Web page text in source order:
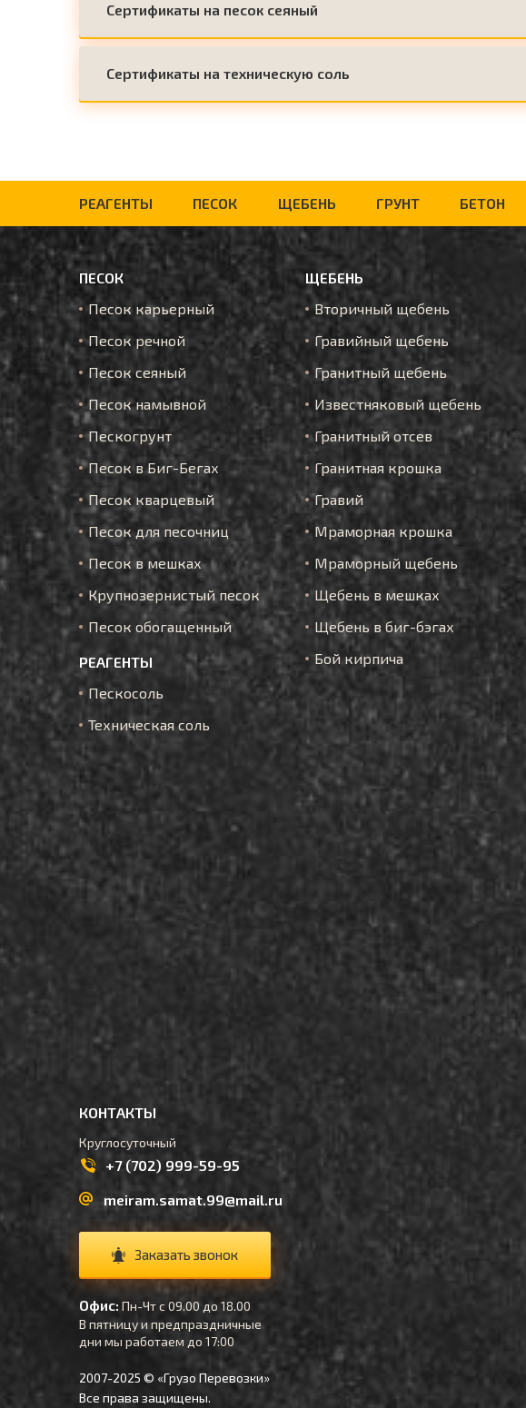
Сертификаты на песок сеяный
Сертификаты на техническую соль
РЕАГЕНТЫ ПЕСОК ЩЕБЕНЬ ГРУНТ БЕТОН
ПЕСОК
Песок карьерный
Песок речной
Песок сеяный
Песок намывной
Пескогрунт
Песок в Биг-Бегах
Песок кварцевый
Песок для песочниц
Песок в мешках
Крупнозернистый песок
Песок обогащенный
РЕАГЕНТЫ
Пескосоль
Техническая соль
ЩЕБЕНЬ
Вторичный щебень
Гравийный щебень
Гранитный щебень
Известняковый щебень
Гранитный отсев
Гранитная крошка
Гравий
Мраморная крошка
Мраморный щебень
Щебень в мешках
Щебень в биг-бэгах
Бой кирпича
КОНТАКТЫ
Круглосуточный
+7 (702) 999-59-95
meiram.samat.99@mail.ru
Заказать звонок
Офис: Пн-Чт с 09.00 до 18.00
В пятницу и предпраздничные
дни мы работаем до 17:00
2007-2025 © «Грузо Перевозки»
Все права защищены.